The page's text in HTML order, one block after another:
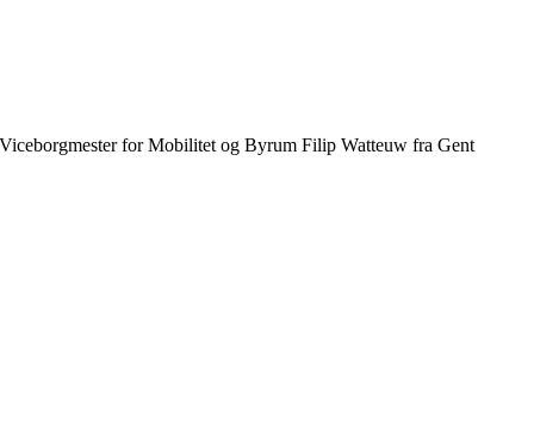
Viceborgmester for Mobilitet og Byrum Filip Watteuw fra Gent